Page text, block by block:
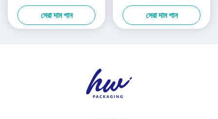
কর্গ্রেটেড কাগজ বাক্স
সেরা দাম পান সেরা দাম পান